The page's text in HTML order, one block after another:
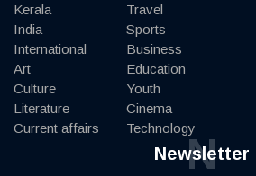
Kerala
India
International
Art
Culture
Literature
Current affairs
Travel
Sports
Business
Education
Youth
Cinema
Technology
Newsletter
N